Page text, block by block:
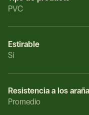
PVC
Estirable
Sí
Resistencia a los
Promedio